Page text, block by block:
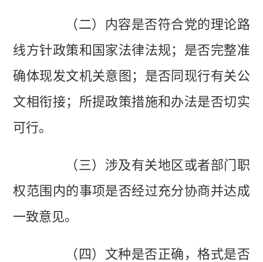
（二）内容是否符合党的理论路
线方针政策和国家法律法规；是否完整准
确体现发文机关意图；是否同现行有关公
文相衔接；所提政策措施和办法是否切实
可行。
（三）涉及有关地区或者部门职
权范围内的事项是否经过充分协商并达成
一致意见。
（四）文种是否正确，格式是否